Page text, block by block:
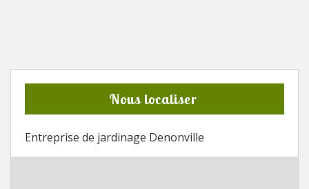
Nous localiser
Entreprise de jardinage Denonville